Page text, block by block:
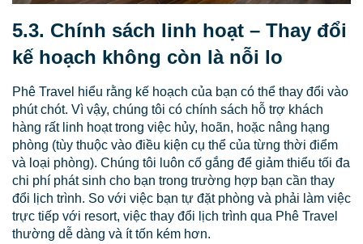
5.3. Chính sách linh hoạt – Thay đổi
kế hoạch không còn là nỗi lo
Phê Travel hiểu rằng kế hoạch của bạn có thể thay đổi vào
phút chót. Vì vậy, chúng tôi có chính sách hỗ trợ khách
hàng rất linh hoạt trong việc hủy, hoãn, hoặc nâng hạng
phòng (tùy thuộc vào điều kiện cụ thể của từng thời điểm
và loại phòng). Chúng tôi luôn cố gắng để giảm thiểu tối đa
chi phí phát sinh cho bạn trong trường hợp bạn cần thay
đổi lịch trình. So với việc bạn tự đặt phòng và phải làm việc
trực tiếp với resort, việc thay đổi lịch trình qua Phê Travel
thường dễ dàng và ít tốn kém hơn.